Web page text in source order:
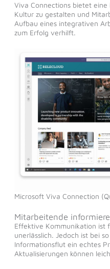
Viva Connections bietet
Kultur zu gestalten und
Aufbau eines integrativen
zum Erfolg verhilft.
Microsoft Viva Connection
Mitarbeitende
Effektive Kommunikation ist
unerlässlich. Jedoch ist bei
Informationsflut ein echtes
Aktualisierungen können